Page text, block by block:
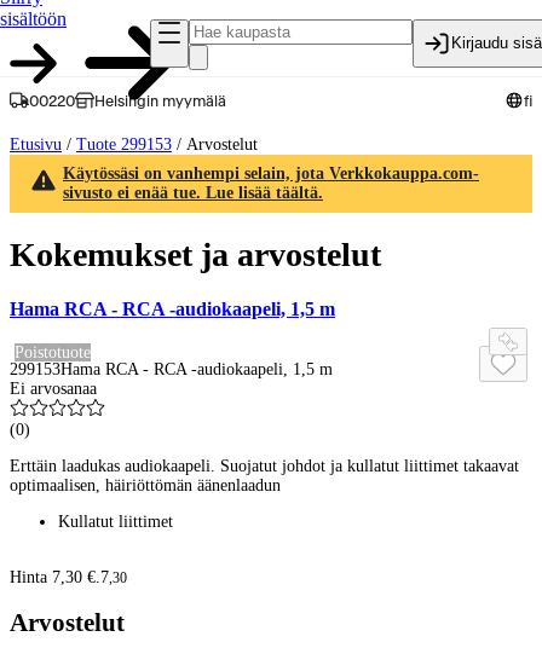
sisältöön
Kirjaudu
00220 Helsingin myymälä fi
Etusivu / Tuote 299153 / Arvostelut
Käytössäsi on vanhempi selain, jota Verkkokauppa.com-
sivusto ei enää tue. Lue lisää täältä.
Kokemukset ja arvostelut
Hama RCA - RCA -audiokaapeli, 1,5 m
Poistotuote
299153Hama RCA - RCA -audiokaapeli, 1,5 m
Ei arvosanaa
(0)
Erttäin laadukas audiokaapeli. Suojatut johdot ja kullatut liittimet takaavat
optimaalisen, häiriöttömän äänenlaadun
Kullatut liittimet
Hinta 7,30 €. 7,30
Arvostelut